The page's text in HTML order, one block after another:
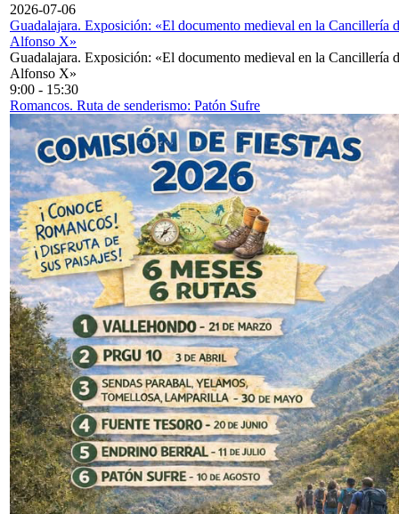
2026-07-06
Guadalajara. Exposición: «El documento medieval en la Cancillería
Alfonso X»
Guadalajara. Exposición: «El documento medieval en la Cancillería
Alfonso X»
9:00 - 15:30
Romancos. Ruta de senderismo: Patón Sufre